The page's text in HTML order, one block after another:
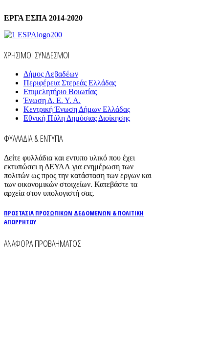
ΕΡΓΑ ΕΣΠΑ 2014-2020
ΧΡΗΣΙΜΟΙ ΣΥΝΔΕΣΜΟΙ
Δήμος Λεβαδέων
Περιφέρεια Στερεάς Ελλάδας
Επιμελητήριο Βοιωτίας
Ένωση Δ. Ε. Υ. Α.
Κεντρική Ένωση Δήμων Ελλάδας
Εθνική Πύλη Δημόσιας Διοίκησης
ΦΥΛΛΑΔΙΑ & ΕΝΤΥΠΑ
Δείτε φυλλάδια και εντυπο υλικό που έχει
εκτυπώσει η ΔΕΥΑΛ για ενημέρωση των
πολιτών ως προς την κατάσταση των εργων και
των οικονομικών στοιχείων. Κατεβάστε τα
αρχεία στον υπολογιστή σας.
ΠΡΟΣΤΑΣΙΑ ΠΡΟΣΩΠΙΚΩΝ ΔΕΔΟΜΕΝΩΝ & ΠΟΛΙΤΙΚΗ
ΑΠΟΡΡΗΤΟΥ
ΑΝΑΦΟΡΑ ΠΡΟΒΛΗΜΑΤΟΣ